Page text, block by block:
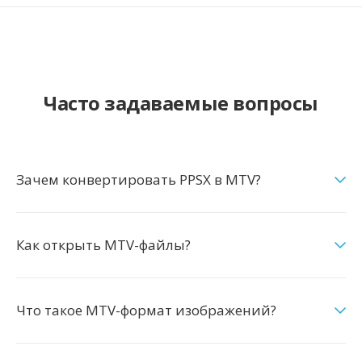
Часто задаваемые вопросы
Зачем конвертировать PPSX в MTV?
Как открыть MTV-файлы?
Что такое MTV-формат изображений?